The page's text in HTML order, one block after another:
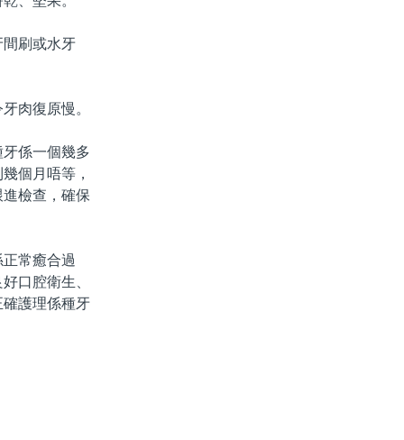
刷或水牙
肉復原慢。
係一個幾多
個月唔等，
檢查，確保
常癒合過
口腔衛生、
護理係種牙